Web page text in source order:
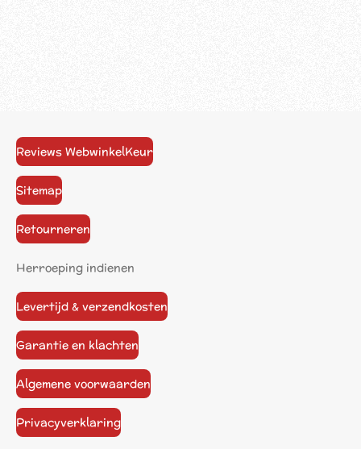
Reviews WebwinkelKeur
Sitemap
Retourneren
Herroeping indienen
Levertijd & verzendkosten
Garantie en klachten
Algemene voorwaarden
Privacyverklaring